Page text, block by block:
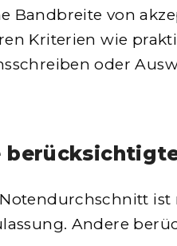
Bandbreite von
Kriterien wie
oder
ist
Andere